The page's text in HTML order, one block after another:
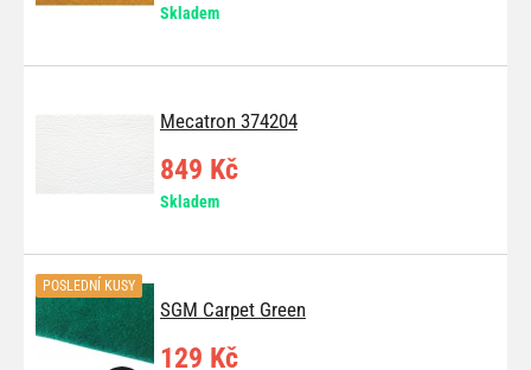
Skladem
Mecatron 374204
849 Kč
Skladem
SGM Carpet Green
POSLEDNÍ KUSY
129 Kč